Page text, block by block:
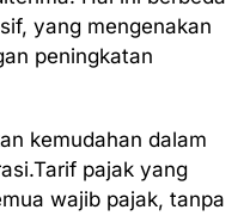
yang mengenakan
peningkatan
kemudahan dalam
pajak yang
wajib pajak, tanpa